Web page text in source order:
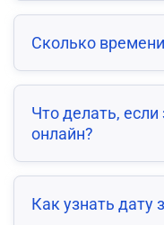
Сколько
Что делать,
онлайн?
Как узнать дату